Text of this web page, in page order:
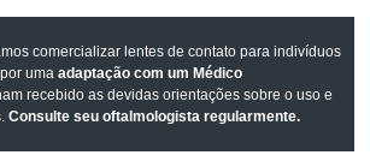
comercializar lentes de contato para indivíduos
umaadaptação com um Médico
recebido as devidas orientações sobre o uso e
Consulte seu oftalmologista regularmente.